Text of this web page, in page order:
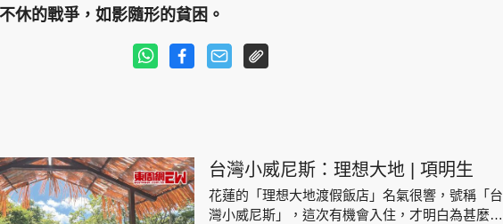
休的戰爭，如影隨形的貧困。
台灣小威尼斯：理想大地 | 項明生
花蓮的「理想大地渡假飯店」名氣很響，號稱「台
灣小威尼斯」，這次有機會入住，才明白為甚麼這